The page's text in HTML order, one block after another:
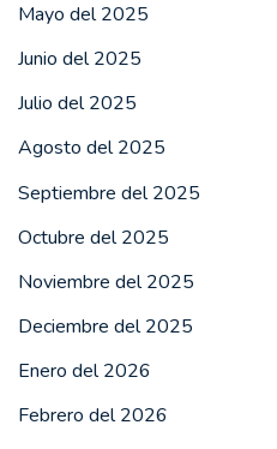
Mayo del 2025
Junio del 2025
Julio del 2025
Agosto del 2025
Septiembre del 2025
Octubre del 2025
Noviembre del 2025
Deciembre del 2025
Enero del 2026
Febrero del 2026